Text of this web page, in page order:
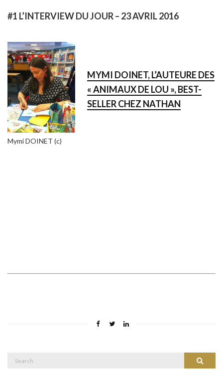
#1 L’INTERVIEW DU JOUR – 23 AVRIL 2016
Mymi DOINET (c)
MYMI DOINET, L’AUTEURE DES
« ANIMAUX DE LOU », BEST-
SELLER CHEZ NATHAN
Search